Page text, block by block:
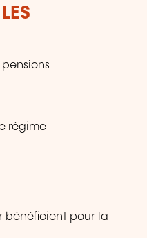
régime
bénéficient pour la